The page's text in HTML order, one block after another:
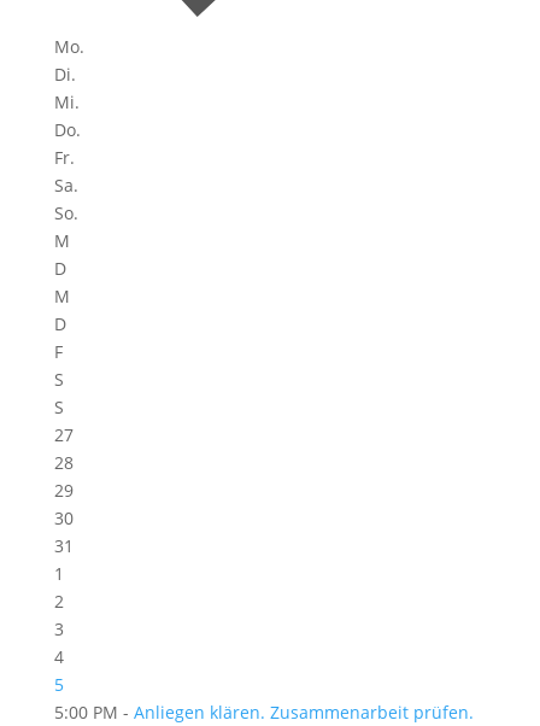
Mo.
Di.
Mi.
Do.
Fr.
Sa.
So.
M
D
M
D
F
S
S
27
28
29
30
31
1
2
3
4
5
5:00 PM - Anliegen klären. Zusammenarbeit prüfen.